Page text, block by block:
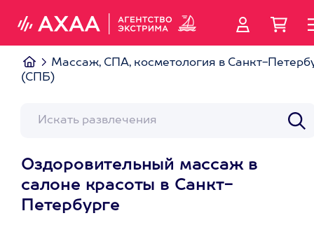
Массаж, СПА, косметология в Санкт-
(СПБ)
Оздоровительный массаж в
салоне красоты в Санкт-
Петербурге